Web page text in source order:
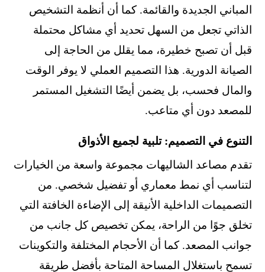
المباني الجديدة والقائمة. كما أن أنظمة التشخيص
الذاتي تجعل من السهل تحديد أي مشاكل محتملة
قبل أن تصبح خطيرة، مما يقلل من الحاجة إلى
الصيانة الدورية. هذا التصميم العملي لا يوفر الوقت
والمال فحسب، بل يضمن أيضًا التشغيل المستمر
للمصعد دون أي متاعب.
التنوع في التصميم: تلبية لجميع الأذواق
تقدم مصاعد الشاليهات مجموعة واسعة من الخيارات
لتناسب أي نمط معماري أو تفضيل شخصي. من
التصميمات الداخلية الأنيقة إلى الإضاءة الخافتة التي
تخلق جوًا من الراحة، يمكن تخصيص كل جانب من
جوانب المصعد. كما أن الأحجام المختلفة والتكوينات
تسمح باستغلال المساحة المتاحة بأفضل طريقة